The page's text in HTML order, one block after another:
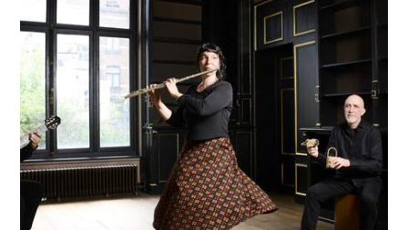
SAISON 26-27
JEUNES PUBLICS
OPRL
EN PRATIQUE
MÉDIAS
NOUS SOUTENIR